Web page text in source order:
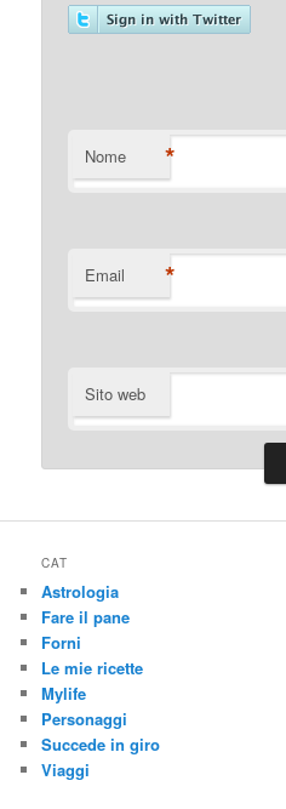
Nome *
Email *
Sito web
CAT
Astrologia
Fare il pane
Forni
Le mie ricette
Mylife
Personaggi
Succede in giro
Viaggi